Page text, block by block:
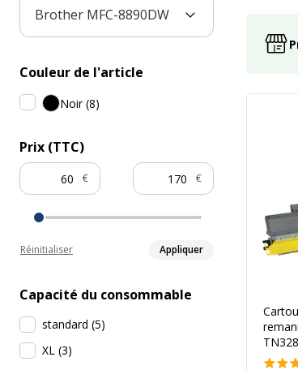
Brother MFC-8890DW
Couleur de l'article
Noir(8)
Prix (TTC)
€ €
Réinitialiser Appliquer
Capacité du consommable
standard (5)
XL (3)